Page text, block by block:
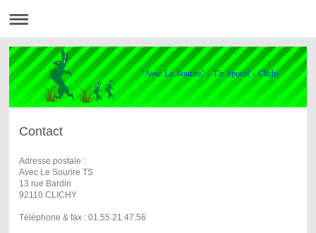
"Avec Le Sourire" - Tir Sportif - Clichy
Contact
Adresse postale :
Avec Le Sourire TS
13 rue Bardin
92110 CLICHY
Téléphone & fax : 01.55.21.47.56